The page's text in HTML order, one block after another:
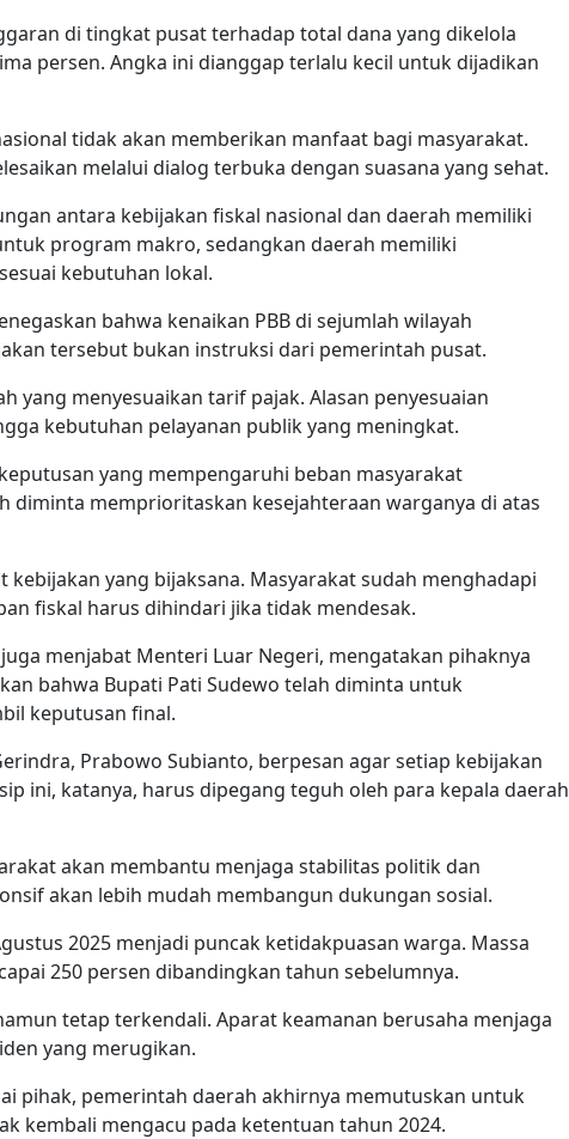
di tingkat pusat terhadap total dana yang dikelola
persen. Angka ini dianggap terlalu kecil untuk dijadikan
tidak akan memberikan manfaat bagi masyarakat.
melalui dialog terbuka dengan suasana yang sehat.
antara kebijakan fiskal nasional dan daerah memiliki
program makro, sedangkan daerah memiliki
kebutuhan lokal.
bahwa kenaikan PBB di sejumlah wilayah
tersebut bukan instruksi dari pemerintah pusat.
yang menyesuaikan tarif pajak. Alasan penyesuaian
kebutuhan pelayanan publik yang meningkat.
yang mempengaruhi beban masyarakat
diminta memprioritaskan kesejahteraan warganya di atas
yang bijaksana. Masyarakat sudah menghadapi
fiskal harus dihindari jika tidak mendesak.
menjabat Menteri Luar Negeri, mengatakan pihaknya
bahwa Bupati Pati Sudewo telah diminta untuk
keputusan final.
Prabowo Subianto, berpesan agar setiap kebijakan
ini, katanya, harus dipegang teguh oleh para kepala daerah
akan membantu menjaga stabilitas politik dan
akan lebih mudah membangun dukungan sosial.
2025 menjadi puncak ketidakpuasan warga. Massa
250 persen dibandingkan tahun sebelumnya.
tetap terkendali. Aparat keamanan berusaha menjaga
yang merugikan.
pihak, pemerintah daerah akhirnya memutuskan untuk
kembali mengacu pada ketentuan tahun 2024.